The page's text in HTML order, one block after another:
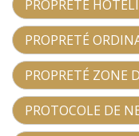
PROPRETÉ
PROPRETÉ
PROPRETÉ ZONE
PROTOCOLE DE